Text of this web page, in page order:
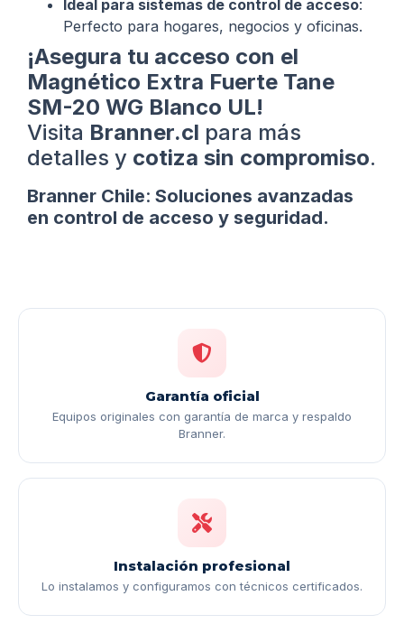
Ideal para sistemas de control de acceso:
Perfecto para hogares, negocios y oficinas.
¡Asegura tu acceso con el
Magnético Extra Fuerte Tane
SM-20 WG Blanco UL!
Visita Branner.cl para más
detalles y cotiza sin compromiso.
Branner Chile: Soluciones avanzadas
en control de acceso y seguridad.
Garantía oficial
Equipos originales con garantía de marca y respaldo
Branner.
Instalación profesional
Lo instalamos y configuramos con técnicos certificados.